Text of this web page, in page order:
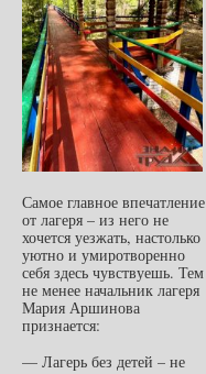
Самое главное впечатление
от лагеря – из него не
хочется уезжать, настолько
уютно и умиротворенно
себя здесь чувствуешь. Тем
не менее начальник лагеря
Мария Аршинова
признается:
— Лагерь без детей – не